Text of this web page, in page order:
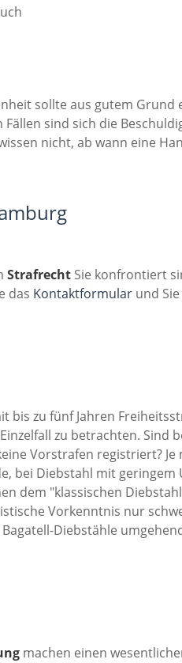
sollte aus gutem Grund
sind sich die
nicht, ab wann eine
Strafrecht Sie konfrontiert
das Kontaktformular und
bis zu fünf Jahren
zu betrachten.
Vorstrafen registriert?
bei Diebstahl mit
dem "klassischen
Vorkenntnis nur
Diebstähle
machen einen